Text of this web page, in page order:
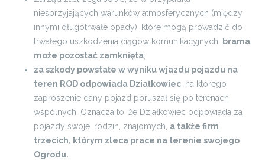
niesprzyjających warunków atmosferycznych (między
innymi długotrwałe opady), które mogą prowadzić do
trwałego uszkodzenia ciągów komunikacyjnych, brama
może pozostać zamknięta;
za szkody powstałe w wyniku wjazdu pojazdu na
teren ROD odpowiada Działkowiec , na którego
zaproszenie dany pojazd poruszał się po terenach
wspólnych. Oznacza to, że Działkowiec odpowiada za
pojazdy swoje, rodzin, znajomych, a także firm
trzecich, którym zleca prace na terenie swojego
Ogrodu.